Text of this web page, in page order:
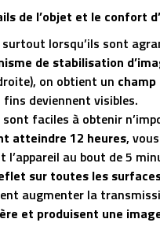
de l’objet et le confort
lorsqu’ils sont
de stabilisation
on obtient un
deviennent visibles.
sont faciles à obtenir
atteindre 12 heures,
au bout de 5
sur toutes les
augmenter la
et produisent une